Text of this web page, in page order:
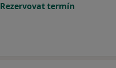
Rezervovat termín